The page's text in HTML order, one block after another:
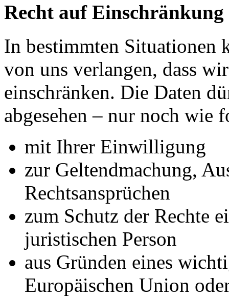
Recht auf
In bestimmten Situationen
von uns verlangen, dass
einschränken. Die Daten
abgesehen – nur noch wie
mit Ihrer Einwilligung
zur Geltendmachung,
Rechtsansprüchen
zum Schutz der Rechte
juristischen Person
aus Gründen eines
Europäischen Union